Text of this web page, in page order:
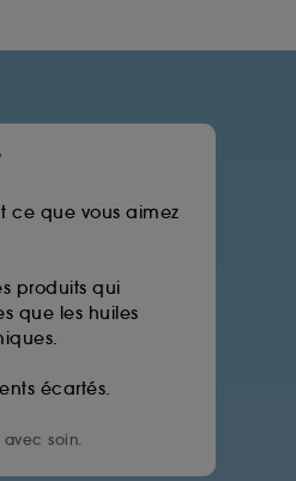
ce que vous aimez
produits qui
que les huiles
écartés.
soin.